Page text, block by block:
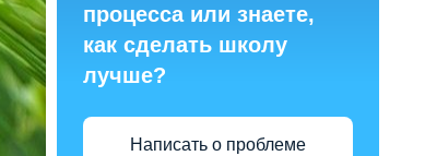
процесса или знаете,
как сделать школу
лучше?
Написать о проблеме